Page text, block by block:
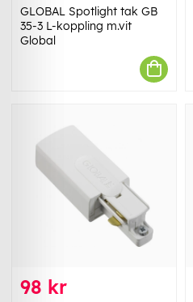
GLOBAL Spotlight tak GB
35-3 L-koppling m.vit
Global
98 kr